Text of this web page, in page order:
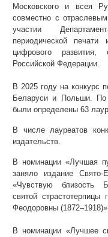
Московского и всея
совместно с
участии
периодической
цифрового
Российской Федерации.
В 2025 году на конкурс
Беларуси и Польши. По
были определены 63
В числе лауреатов
издательств.
В номинации «Лучшая
заняло издание Свято-
«Чувствую близость
святой страстотерпицы
Феодоровны
В номинации «Лучшее